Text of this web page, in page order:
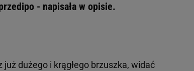
- napisała w opisie.
już dużego i krągłego brzuszka, widać